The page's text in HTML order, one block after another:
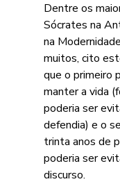
Dentre os
Sócrates na
na
muitos, cito
que o primeiro
manter a vida
poderia ser
defendia) e o
trinta anos de
poderia ser
discurso.